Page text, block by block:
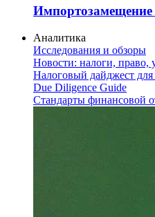
Импортозамещение
Аналитика
Исследования и обзоры
Новости: налоги, право,
Налоговый дайджест
Due Diligence Guide
Стандарты финансовой